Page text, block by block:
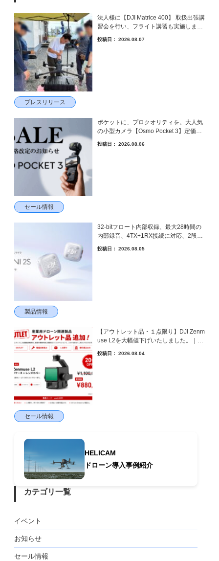
プレスリリース
法人様に【DJI Matrice 400】 取扱出張講
習会を行い、フライト講習も実施しまし
た。
投稿日： 2026.08.07
セール情報
ポケットに、プロクオリティを。大人気
の小型カメラ【Osmo Pocket 3】定価が
さらにお値下げされました！
投稿日： 2026.08.06
製品情報
32-bitフロート内部収録、最大28時間の
内部録音、4TX+1RX接続に対応、2段階
AIノイズキャンセリング搭載｜コンパク
トワイヤレスマイク DJI Mic Mini 2S 登
投稿日： 2026.08.05
セール情報
【アウトレット品・１点限り】DJI Zenm
use L2を大幅値下げいたしました。｜H
ELICAM STORE
投稿日： 2026.08.04
HELICAM
ドローン導入事例紹介
カテゴリ一覧
イベント
お知らせ
セール情報